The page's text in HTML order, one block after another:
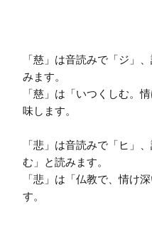
「慈」は音読みで「ジ」
みます。
「慈」は「いつくしむ。
味します。
「悲」は音読みで「ヒ」
む」と読みます。
「悲」は「仏教で、情け
す。